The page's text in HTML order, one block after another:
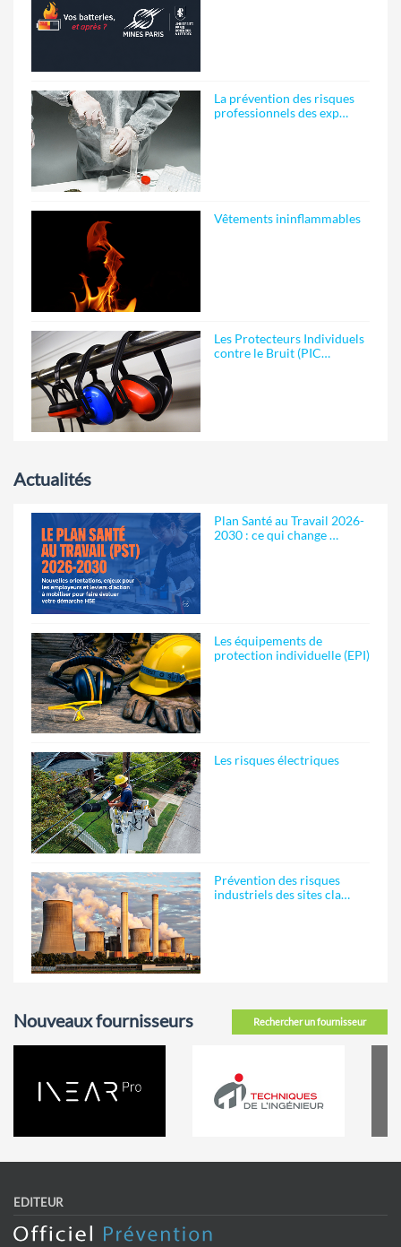
La prévention des risques
professionnels des exp…
Vêtements ininflammables
Les Protecteurs Individuels
contre le Bruit (PIC…
Actualités
Plan Santé au Travail 2026-
2030 : ce qui change …
Les équipements de
protection individuelle (EPI)
Les risques électriques
Prévention des risques
industriels des sites cla…
Rechercher un fournisseur
Nouveaux fournisseurs
EDITEUR